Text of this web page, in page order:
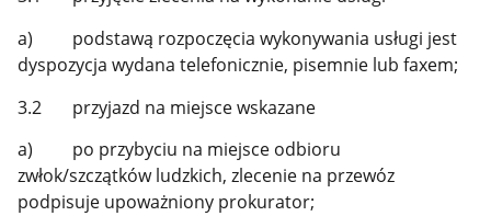
a) podstawą rozpoczęcia wykonywania usługi jest
dyspozycja wydana telefonicznie, pisemnie lub faxem;
3.2 przyjazd na miejsce wskazane
a) po przybyciu na miejsce odbioru
zwłok/szczątków ludzkich, zlecenie na przewóz
podpisuje upoważniony prokurator;